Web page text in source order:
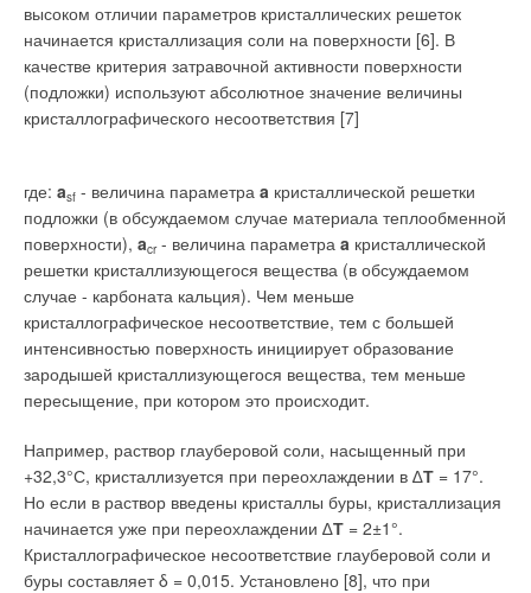
высоком отличии параметров кристаллических решеток
начинается кристаллизация соли на поверхности [6]. В
качестве критерия затравочной активности поверхности
(подложки) используют абсолютное значение величины
кристаллографического несоответствия [7]
где: asf - величина параметра a кристаллической решетки
подложки (в обсуждаемом случае материала теплообменной
поверхности), acr- величина параметра a кристаллической
решетки кристаллизующегося вещества (в обсуждаемом
случае - карбоната кальция). Чем меньше
кристаллографическое несоответствие, тем с большей
интенсивностью поверхность инициирует образование
зародышей кристаллизующегося вещества, тем меньше
пересыщение, при котором это происходит.
Например, раствор глауберовой соли, насыщенный при
+32,3°С, кристаллизуется при переохлаждении в ∆Т = 17°.
Но если в раствор введены кристаллы буры, кристаллизация
начинается уже при переохлаждении ∆Т = 2±1°.
Кристаллографическое несоответствие глауберовой соли и
буры составляет δ = 0,015. Установлено [8], что при